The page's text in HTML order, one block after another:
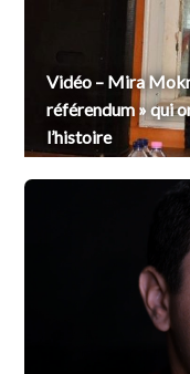
Vidéo – Mira
référendum » qui
l’histoire